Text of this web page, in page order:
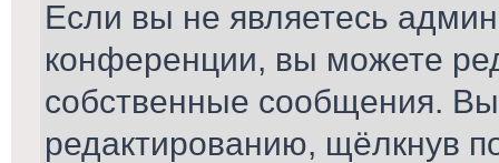
Если вы не являетесь
конференции, вы можете
собственные сообщения.
редактированию, щёлкнув